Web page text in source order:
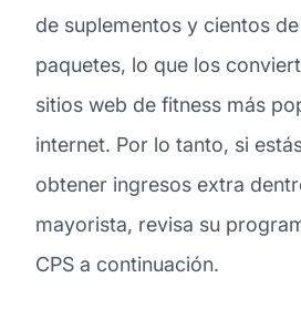
de suplementos y cientos
paquetes, lo que los
sitios web de fitness más
internet. Por lo tanto, si
obtener ingresos extra
mayorista, revisa su
CPS a continuación.